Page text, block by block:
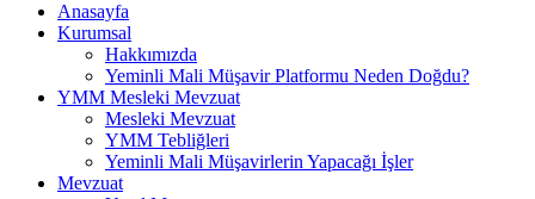
Anasayfa
Kurumsal
Hakkımızda
Yeminli Mali Müşavir Platformu Neden Doğdu?
YMM Mesleki Mevzuat
Mesleki Mevzuat
YMM Tebliğleri
Yeminli Mali Müşavirlerin Yapacağı İşler
Mevzuat